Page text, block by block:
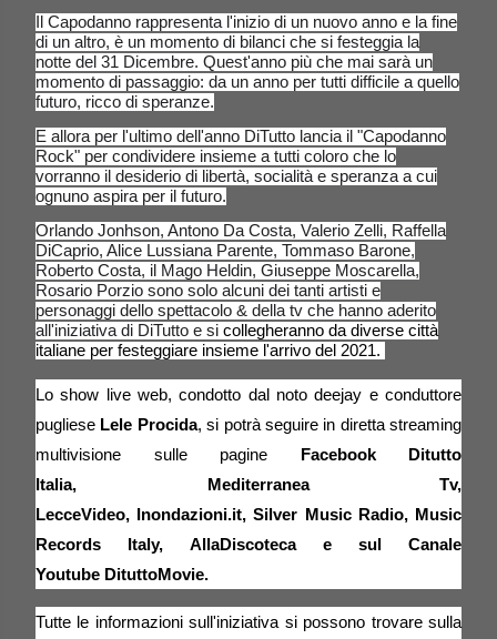
Il Capodanno rappresenta l'inizio di un nuovo anno e la fine
di un altro, è un momento di bilanci che si festeggia la
notte del 31 Dicembre. Quest'anno più che mai sarà un
momento di passaggio: da un anno per tutti difficile a quello
futuro, ricco di speranze.
E allora per l'ultimo dell'anno DiTutto lancia il "Capodanno
Rock" per condividere insieme a tutti coloro che lo
vorranno il desiderio di libertà, socialità e speranza a cui
ognuno aspira per il futuro.
Orlando Jonhson, Antono Da Costa, Valerio Zelli, Raffella
DiCaprio, Alice Lussiana Parente, Tommaso Barone,
Roberto Costa, il Mago Heldin, Giuseppe Moscarella,
Rosario Porzio sono solo alcuni dei tanti artisti e
personaggi dello spettacolo & della tv che hanno aderito
all'iniziativa di DiTutto e si collegheranno da diverse città
italiane per festeggiare insieme l'arrivo del 2021.
Lo show live web, condotto dal noto deejay e conduttore
pugliese Lele Procida, si potrà seguire in diretta streaming
multivisione sulle pagine Facebook Ditutto
Italia, Mediterranea Tv,
LecceVideo,
Inondazioni.it,Silver Music Radio, Music
Records Italy, AllaDiscotecae sul Canale
Youtube DituttoMovie.
Tutte le informazioni sull'iniziativa si possono trovare sulla